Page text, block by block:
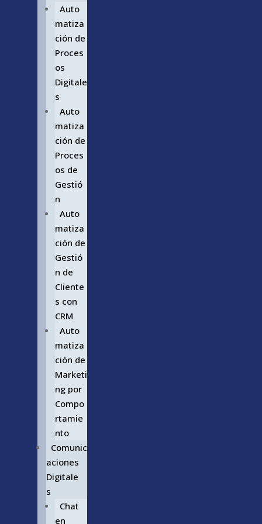
Auto
matiza
ción de
Proces
os
Digitale
s
Auto
matiza
ción de
Proces
os de
Gestió
n
Auto
matiza
ción de
Gestió
n de
Cliente
s con
CRM
Auto
matiza
ción de
Marketi
ng por
Compo
rtamie
nto
Comunic
aciones
Digitale
s
Chat
en